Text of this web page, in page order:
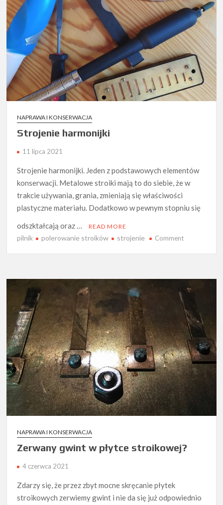
NAPRAWA I KONSERWACJA
Strojenie harmonijki
11 lipca 2021
Strojenie harmonijki. Jeden z podstawowych elementów
konserwacji. Metalowe stroiki mają to do siebie, że w
trakcie używania, grania, zmieniają się właściwości
plastyczne materiału. Dodatkowo w pewnym stopniu się
odszktałcają oraz …
READ MORE
pilnik polerowanie stroików strojenie Commenton
NAPRAWA I KONSERWACJA
Zerwany gwint w płytce stroikowej?
4 czerwca 2021
Zdarzy się, że przez zbyt mocne skręcanie płytek
stroikowych zerwiemy gwint i nie da się już odpowiednio